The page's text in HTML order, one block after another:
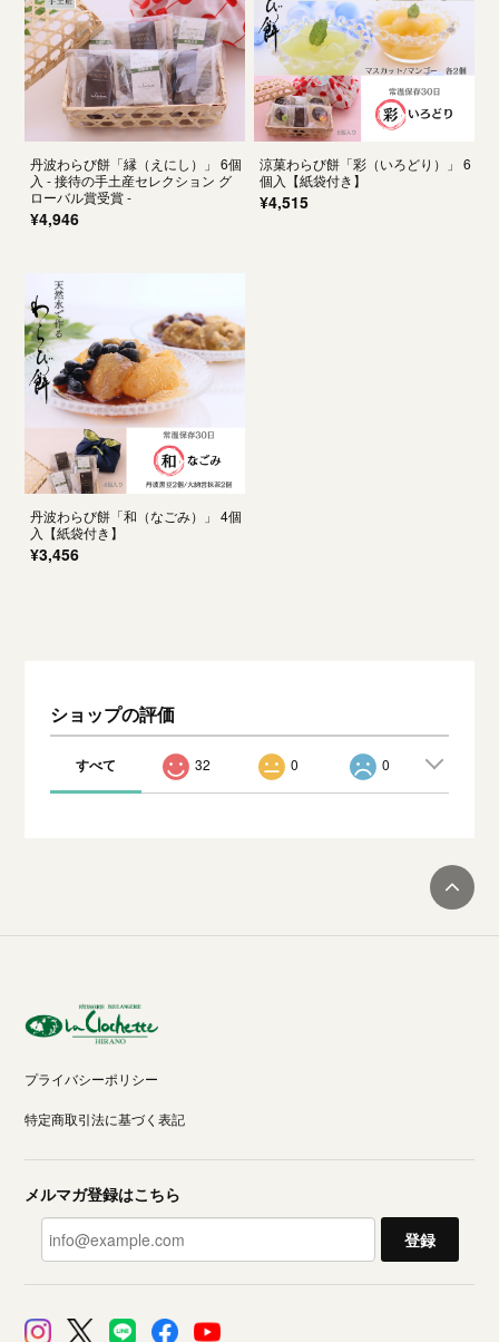
丹波わらび餅「縁（えにし）」 6個
入 - 接待の手土産セレクション グ
ローバル賞受賞 -
¥4,946
涼菓わらび餅「彩（いろどり）」 6
個入【紙袋付き】
¥4,515
丹波わらび餅「和（なごみ）」 4個
入【紙袋付き】
¥3,456
ショップの評価
すべて 32 0 0
プライバシーポリシー
特定商取引法に基づく表記
メルマガ登録はこちら
登録